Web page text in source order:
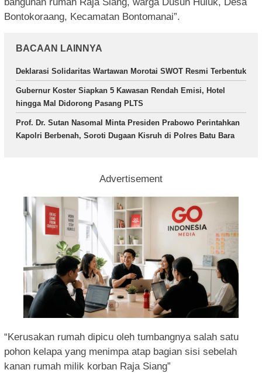
Bontokoraang, Kecamatan Bontomanai”.
BACAAN LAINNYA
Deklarasi Solidaritas Wartawan Morotai SWOT Resmi Terbentuk
Gubernur Koster Siapkan 5 Kawasan Rendah Emisi, Hotel
hingga Mal Didorong Pasang PLTS
Prof. Dr. Sutan Nasomal Minta Presiden Prabowo Perintahkan
Kapolri Berbenah, Soroti Dugaan Kisruh di Polres Batu Bara
Advertisement
“Kerusakan rumah dipicu oleh tumbangnya salah satu
pohon kelapa yang menimpa atap bagian sisi sebelah
kanan rumah milik korban Raja Siang”